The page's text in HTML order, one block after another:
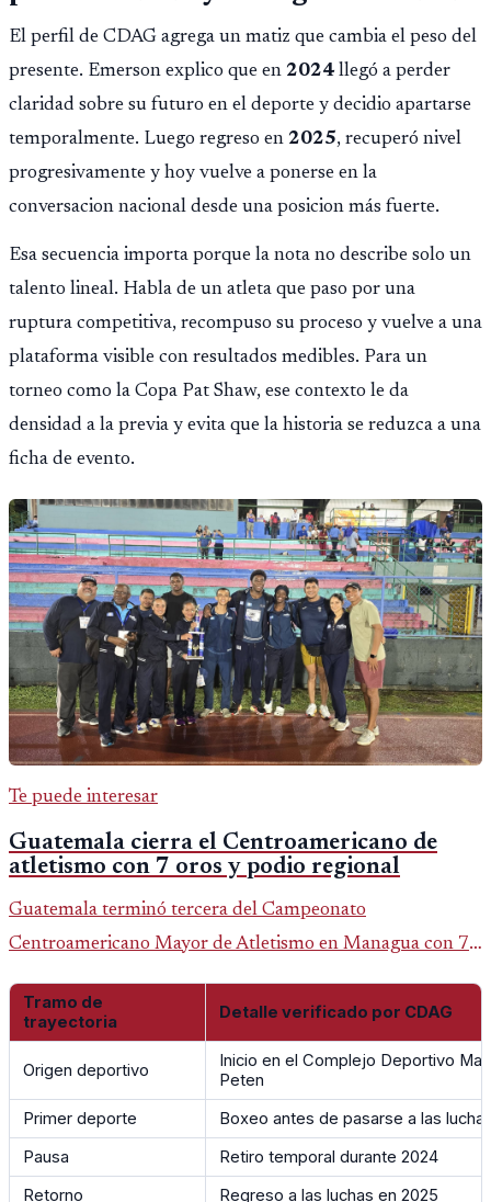
El perfil de CDAG agrega un matiz que cambia el peso del
presente. Emerson explico que en 2024llegó a perder
claridad sobre su futuro en el deporte y decidio apartarse
temporalmente. Luego regreso en 2025, recuperó nivel
progresivamente y hoy vuelve a ponerse en la
conversacion nacional desde una posicion más fuerte.
Esa secuencia importa porque la nota no describe solo un
talento lineal. Habla de un atleta que paso por una
ruptura competitiva, recompuso su proceso y vuelve a una
plataforma visible con resultados medibles. Para un
torneo como la Copa Pat Shaw, ese contexto le da
densidad a la previa y evita que la historia se reduzca a una
ficha de evento.
Te puede interesar
Guatemala cierra el Centroamericano de
atletismo con 7 oros y podio regional
Guatemala terminó tercera del Campeonato
Centroamericano Mayor de Atletismo en Managua con 7
oros, 5 platas y 2 bronces, según la publicación oficial de
CDAG.
Tramo de
trayectoria
Detalle verificado por CDAG
Origen deportivo
Inicio en el Complejo Deportivo
Peten
Primer deporte
Boxeo antes de pasarse a las
Pausa
Retiro temporal durante 2024
Retorno
Regreso a las luchas en 2025